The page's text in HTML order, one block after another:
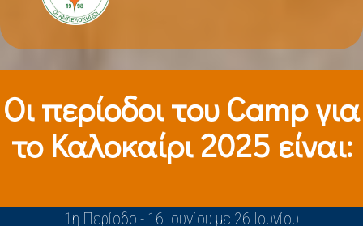
Οι περίοδοι τoυ Camp για
το Καλοκαίρι 2025 είναι:
1η Περίοδο - 16 Ιουνίου με 26 Ιουνίου